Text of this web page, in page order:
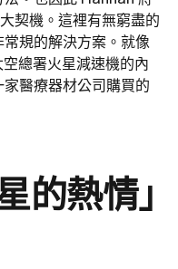
契機。這裡有無窮盡的
規的解決方案。就像
總署火星減速機的內
醫療器材公司購買的
的熱情」